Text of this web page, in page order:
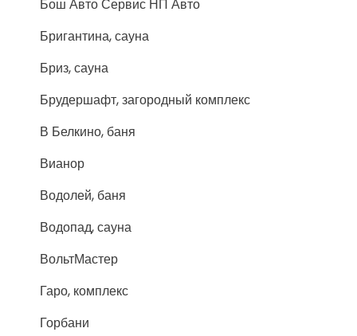
Бош Авто Сервис НП Авто
Бригантина, сауна
Бриз, сауна
Брудершафт, загородный комплекс
В Белкино, баня
Вианор
Водолей, баня
Водопад, сауна
ВольтМастер
Гаро, комплекс
Горбани